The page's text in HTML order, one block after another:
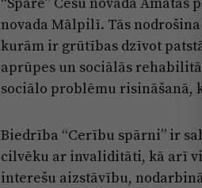
novada Mālpilī. Tās
kurām ir grūtības dzīvot
aprūpes un sociālās
sociālo problēmu risināšanā,
Biedrība “Cerību spārni” ir
cilvēku ar invaliditāti, kā arī
interešu aizstāvību,